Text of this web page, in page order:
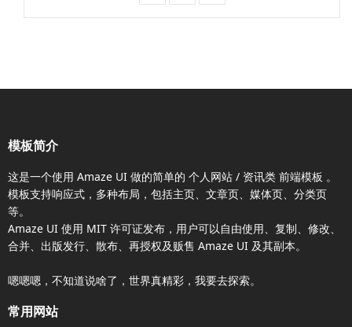
模板简介
这是一个使用 Amaze UI 做的简单的 个人网站 / 资讯类 前端模板 。
模板支持响应式，多种布局，包括主页、文章页、媒体页、分类页
等。
Amaze UI 使用 MIT 许可证发布，用户可以自由使用、复制、修改、
合并、出版发行、散布、再授权及贩售 Amaze UI 及其副本。
嗯嗯嗯，不知道说啥了，世界真精彩，我要去探索。
常用网站